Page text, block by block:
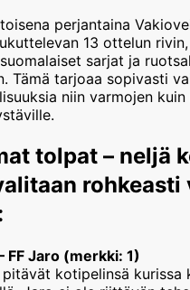
perjantaina
13 ottelun
sarjat ja
Tämä tarjoaa sopivasti
niin varmojen
tolpat – neljä
rohkeasti
FF Jaro (merkki: 1)
kotipelinsä kurissa